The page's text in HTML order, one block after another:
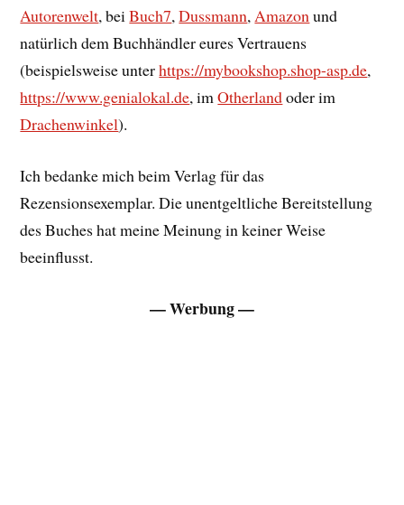
Autorenwelt, beiBuch7,Dussmann,Amazonund
natürlich dem Buchhändler eures Vertrauens
(beispielsweise unterhttps://mybookshop.shop-asp.de,
https://www.genialokal.de, imOtherlandoder im
Drachenwinkel).
Ich bedanke mich beim Verlag für das
Rezensionsexemplar. Die unentgeltliche Bereitstellung
des Buches hat meine Meinung in keiner Weise
beeinflusst.
— Werbung —